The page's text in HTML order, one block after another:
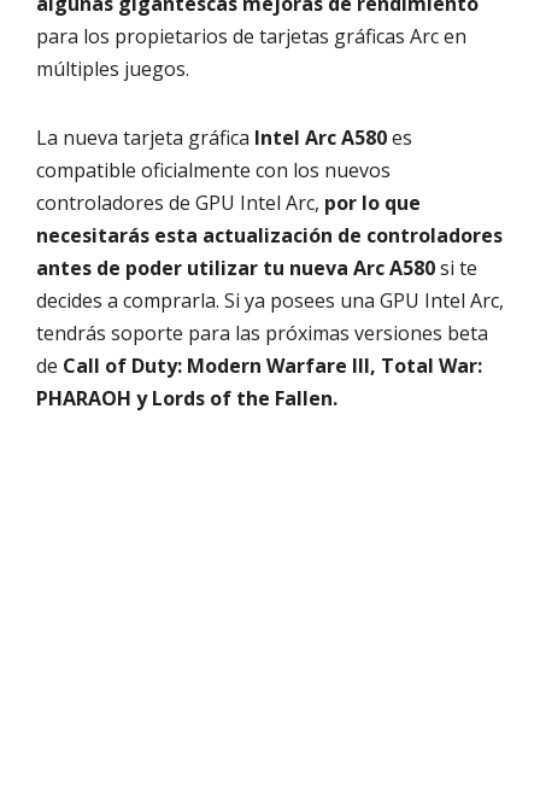
para los propietarios de tarjetas gráficas Arc en
múltiples juegos.
La nueva tarjeta gráfica Intel Arc A580es
compatible oficialmente con los nuevos
controladores de GPU Intel Arc, por lo que
necesitarás esta actualización de controladores
antes de poder utilizar tu nueva Arc A580si te
decides a comprarla. Si ya posees una GPU Intel Arc,
tendrás soporte para las próximas versiones beta
de Call of Duty: Modern Warfare III, Total War:
PHARAOH y Lords of the Fallen.